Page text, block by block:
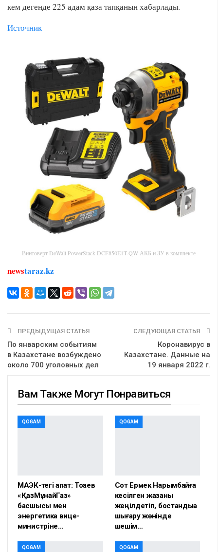
кем дегенде 225 адам қаза тапқанын хабарлады.
Источник
Винтоверт DeWalt PowerStack DCF850E1T-QW АКБ и ЗУ в комплекте
newstaraz.kz
ПРЕДЫДУЩАЯ СТАТЬЯ
По январским событиям
в Казахстане возбуждено
около 700 уголовных дел
СЛЕДУЮЩАЯ СТАТЬЯ
Коронавирус в
Казахстане. Данные на
19 января 2022 г.
Вам Также Могут Понравиться
QOGAM
МАЭК-тегі апат: Тоқаев
«ҚазМұнайГаз»
басшысы мен
энергетика вице-
министріне…
QOGAM
Сот Ермек Нарымбайға
кесілген жазаны
жеңілдетіп, бостандыққа
шығару жөнінде
шешім…
QOGAM QOGAM